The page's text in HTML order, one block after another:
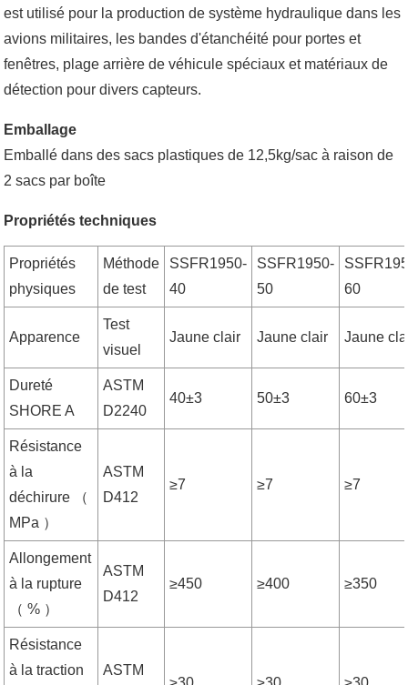
est utilisé pour la production de système hydraulique dans les
avions militaires, les bandes d'étanchéité pour portes et
fenêtres, plage arrière de véhicule spéciaux et matériaux de
détection pour divers capteurs.
Emballage
Emballé dans des sacs plastiques de 12,5kg/sac à raison de
2 sacs par boîte
Propriétés techniques
Propriétés
physiques
Méthode
de test
SSFR1950-
40
SSFR1950-
50
60
Apparence
Test
visuel
Jaune clair Jaune clair Jaune
Dureté
SHORE A
ASTM
D2240
40±3 50±3 60±3
Résistance
à la
déchirure （
MPa ）
ASTM
D412
≥7 ≥7 ≥7
Allongement
à la rupture
（ % ）
ASTM
D412
≥450 ≥400 ≥350
Résistance
à la traction
ASTM